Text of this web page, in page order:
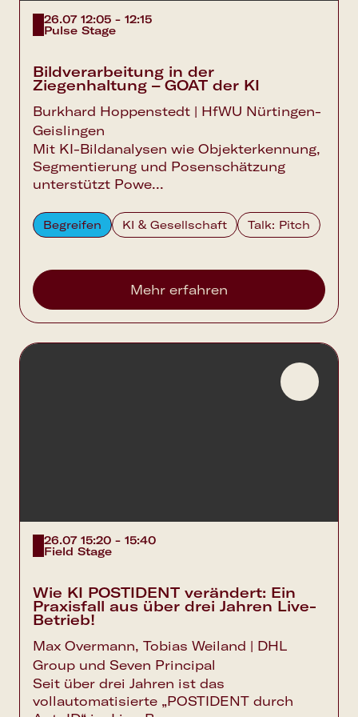
26.07 12:05 - 12:15
Pulse Stage
Bildverarbeitung in der
Ziegenhaltung – GOAT der KI
Burkhard Hoppenstedt | HfWU Nürtingen-
Geislingen
Mit KI-Bildanalysen wie Objekterkennung,
Segmentierung und Posenschätzung
unterstützt Powe...
Begreifen KI & Gesellschaft Talk: Pitch
Mehr erfahren
26.07 15:20 - 15:40
Field Stage
Wie KI POSTIDENT verändert: Ein
Praxisfall aus über drei Jahren Live-
Betrieb!
Max Overmann, Tobias Weiland | DHL
Group und Seven Principal
Seit über drei Jahren ist das
vollautomatisierte „POSTIDENT durch